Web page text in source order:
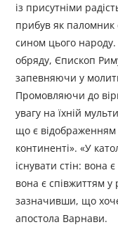
із присутніми
прибув як
сином цього народу.
обряду, Єпископ
запевняючи у
Промовляючи до
увагу на їхній
що є відображенням
континенті». «У
існувати стін: вона
вона є співжиттям у
зазначивши, що
апостола Варнави.